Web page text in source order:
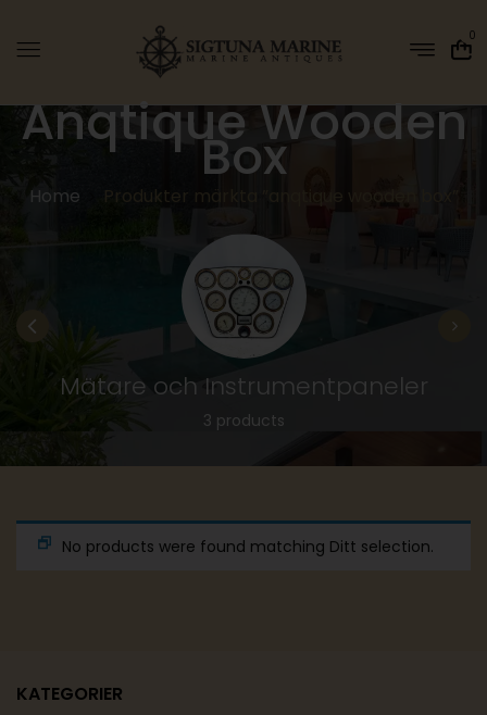
0
Anqtique Wooden
Box
Home Produkter märkta ”anqtique wooden box”
Mätare och Instrumentpaneler
3 products
KATEGORIER
No products were found matching Ditt selection.